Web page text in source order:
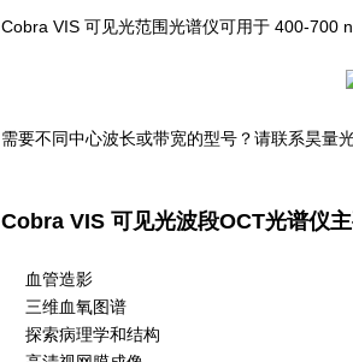
Cobra VIS 可见光范围光谱仪可用于 400-700
需要不同中心波长或带宽的型号？请联系昊量
Cobra VIS 可见光波段OCT光谱仪主
血管造影
三维血氧图谱
探索病理学和结构